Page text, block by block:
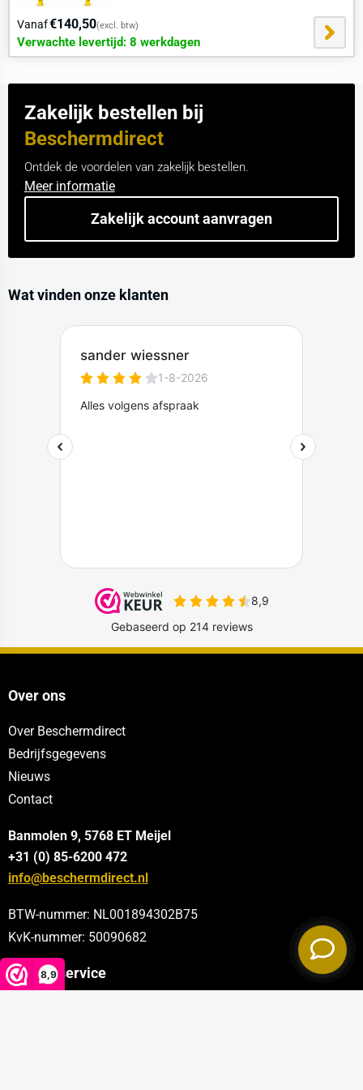
8,9
Vanaf€140,50(excl. btw)
Verwachte levertijd: 8 werkdagen
Zakelijk bestellen bij
Beschermdirect
Ontdek de voordelen van zakelijk bestellen.
Meer informatie
Zakelijk account aanvragen
Wat vinden onze klanten
Over ons
Over Beschermdirect
Bedrijfsgegevens
Nieuws
Contact
Banmolen 9, 5768 ET Meijel
+31 (0) 85-6200 472
info@beschermdirect.nl
BTW-nummer: NL001894302B75
KvK-nummer: 50090682
Klantenservice